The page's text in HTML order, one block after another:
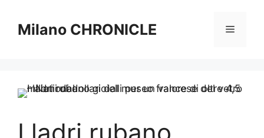
contenuto
Milano CHRONICLE Menu